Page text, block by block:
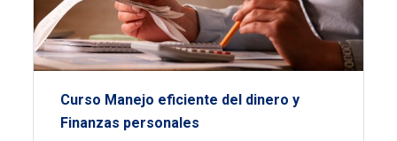
Curso Manejo eficiente del dinero y
Finanzas personales